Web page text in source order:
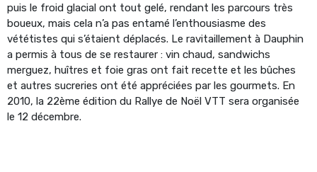
puis le froid glacial ont tout gelé, rendant les parcours très
boueux, mais cela n’a pas entamé l’enthousiasme des
vététistes qui s’étaient déplacés. Le ravitaillement à Dauphin
a permis à tous de se restaurer : vin chaud, sandwichs
merguez, huîtres et foie gras ont fait recette et les bûches
et autres sucreries ont été appréciées par les gourmets. En
2010, la 22ème édition du Rallye de Noël VTT sera organisée
le 12 décembre.